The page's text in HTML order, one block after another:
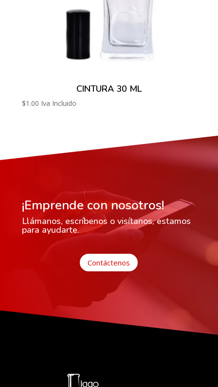
CINTURA 30 ML
$1.00 Iva Incluido
¡Emprende con nosotros!
Llámanos, escríbenos o visítanos, estamos
para ayudarte.
Contáctenos